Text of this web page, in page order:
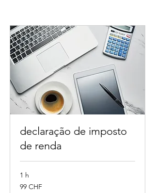
declaração de imposto
de renda
1 h
99
francos
99 CHF